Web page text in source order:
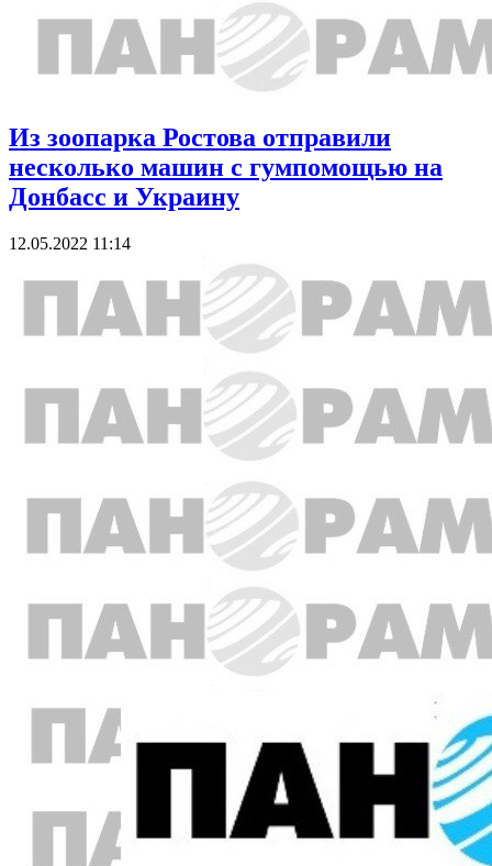
Из зоопарка Ростова отправили
несколько машин с гумпомощью на
Донбасс и Украину
12.05.2022 11:14